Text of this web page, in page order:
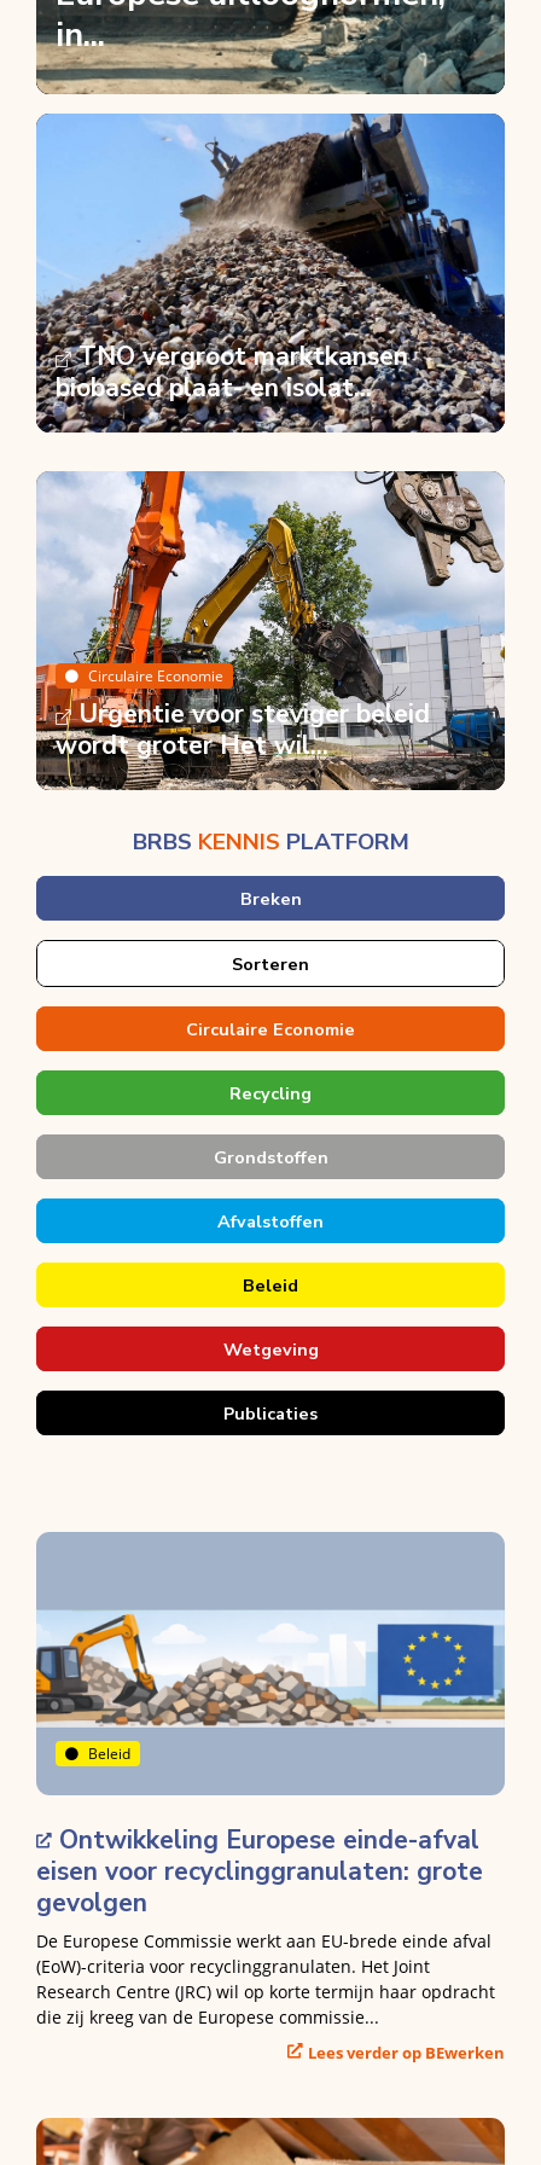
in...
TNO vergroot marktkansen
biobased plaat- en isolat...
Circulaire Economie
Urgentie voor steviger beleid
wordt groter Het wil...
BRBS KENNIS PLATFORM
Breken
Sorteren
Circulaire Economie
Recycling
Grondstoffen
Afvalstoffen
Beleid
Wetgeving
Publicaties
Beleid
Ontwikkeling Europese einde-afval
eisen voor recyclinggranulaten: grote
gevolgen
De Europese Commissie werkt aan EU-brede einde afval
(EoW)-criteria voor recyclinggranulaten. Het Joint
Research Centre (JRC) wil op korte termijn haar opdracht
die zij kreeg van de Europese commissie...
Lees verder op BEwerken